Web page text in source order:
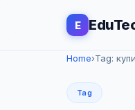
E
Home›Tag:
Tag